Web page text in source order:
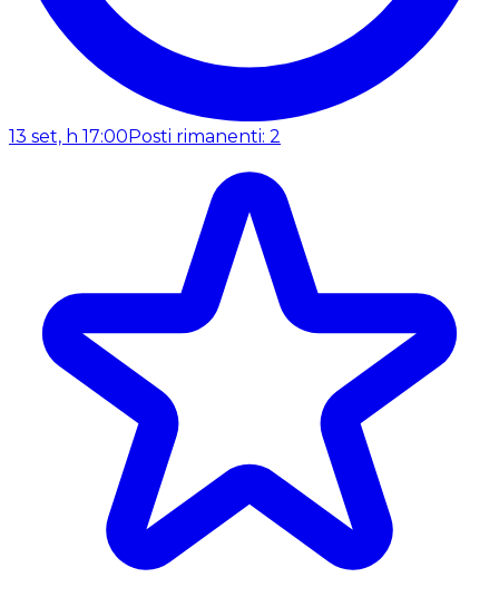
13 set, h 17:00 Posti rimanenti: 2